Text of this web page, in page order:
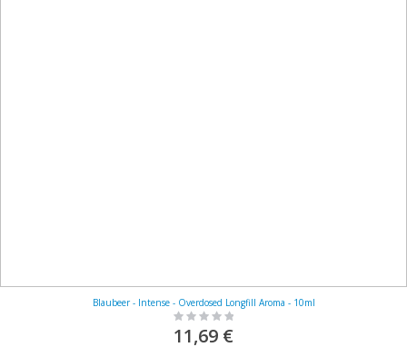
Blaubeer - Intense - Overdosed Longfill Aroma - 10ml
Rating:
0%
11,69 €